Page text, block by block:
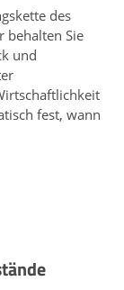
des
behalten Sie
und
fest, wann